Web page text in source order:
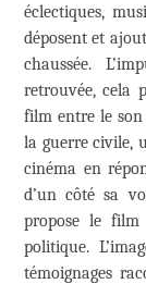
éclectiques,
déposent et
chaussée.
retrouvée, cela
film entre le son
la guerre civile,
cinéma en
d’un côté sa
propose le film
politique.
témoignages